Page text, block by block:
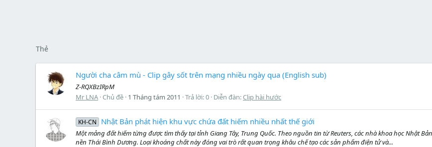
Thẻ
Người cha câm mù - Clip gây sốt trên mạng nhiều ngày qua (English sub)
Z-RQXBzIRpM
Mr LNA Chủ đề 1 Tháng tám 2011 Trả lời: 0 Diễn đàn:Clip hài hước
KH-CN Nhật Bản phát hiện khu vực chứa đất hiếm nhiều nhất thế giới
Một mảng đất hiếm từng được tìm thấy tại tỉnh Giang Tây, Trung Quốc. Theo nguồn tin từ Reuters, các nhà khoa học Nhật
nền Thái Bình Dương. Loại khoáng chất này đóng vai trò rất quan trọng khâu chế tạo các sản phẩm điện tử và...